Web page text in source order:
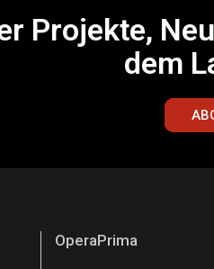
Projekte,
dem
OperaPrima